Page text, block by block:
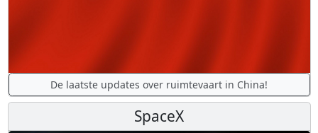
De laatste updates over ruimtevaart in China!
SpaceX